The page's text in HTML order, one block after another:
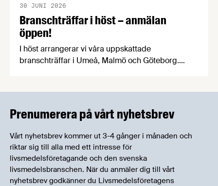
Branschträffar i höst – anmälan
öppen!
30 JUNI 2026
I höst arrangerar vi våra uppskattade
branschträffar i Umeå, Malmö och Göteborg.
kan träffa branschkollegor och utbyta
Prenumerera på vårt nyhetsbrev
Vårt nyhetsbrev kommer ut 3-4 gånger i månaden och
riktar sig till alla med ett intresse för
livsmedelsföretagande och den svenska
livsmedelsbranschen. När du anmäler dig till vårt
nyhetsbrev godkänner du Livsmedelsföretagens